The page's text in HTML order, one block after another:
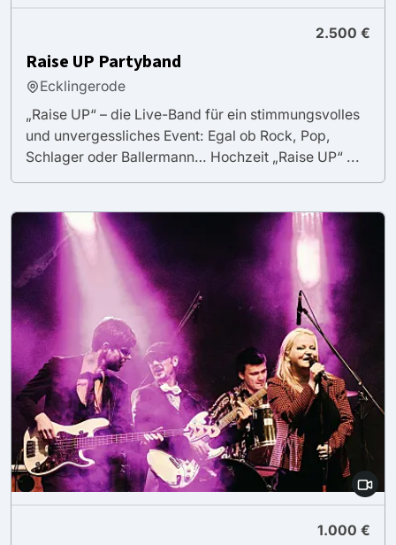
2.500 €
Raise UP Partyband
Ecklingerode
„Raise UP“ – die Live-Band für ein stimmungsvolles
und unvergessliches Event: Egal ob Rock, Pop,
Schlager oder Ballermann… Hochzeit „Raise UP“ ...
1.000 €